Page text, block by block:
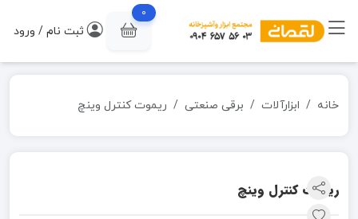
0
ثبت نام / ورود
خانه ابزارآلات برقی صنعتی ریموت کنترل وینچ
ریموت کنترل وینچ